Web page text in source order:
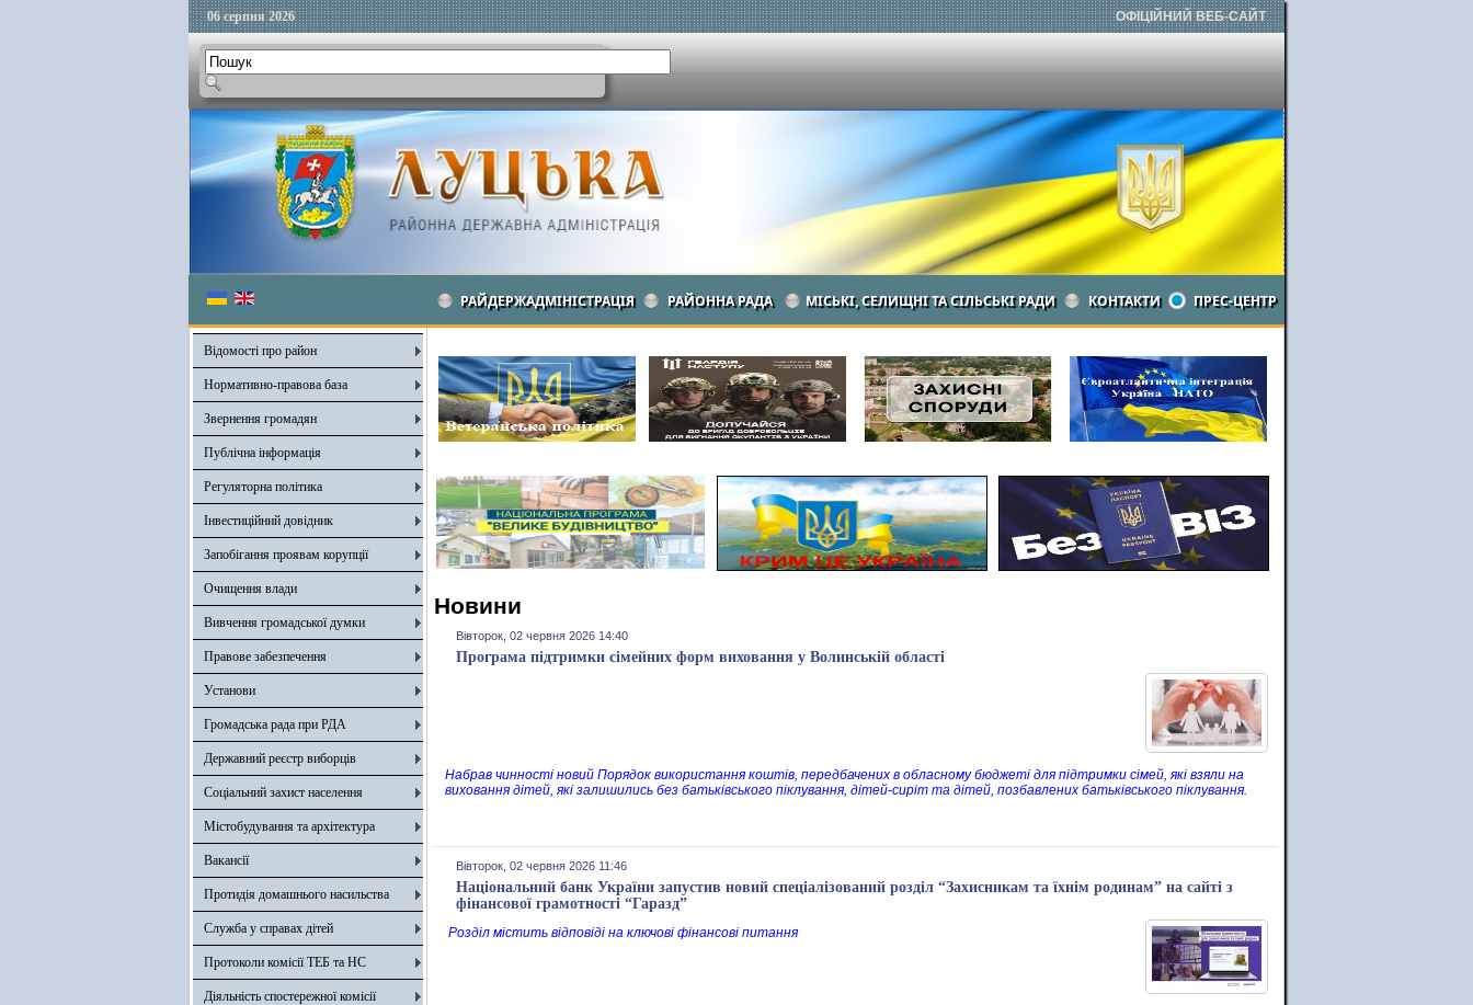
06 серпня 2026 ОФІЦІЙНИЙ ВЕБ-САЙТ
РАЙДЕРЖАДМІНІСТРАЦІЯ РАЙОННА РАДА МІСЬКІ, СЕЛИЩНІ ТА СІЛЬСЬКІ РАДИ КОНТАКТИ ПРЕС-ЦЕНТР
Відомості про район
Нормативно-правова база
Звернення громадян
Публічна інформація
Регуляторна політика
Інвестиційний довідник
Запобігання проявам корупції
Очищення влади
Вивчення громадської думки
Правове забезпечення
Установи
Громадська рада при РДА
Державний реєстр виборців
Соціальний захист населення
Містобудування та архітектура
Вакансії
Протидія домашнього насильства
Служба у справах дітей
Протоколи комісії ТЕБ та НС
Діяльність спостережної комісії
Новини
Вівторок, 02 червня 2026 14:40
Програма підтримки сімейних форм виховання у Волинській області
Набрав чинності новий Порядок використання коштів, передбачених в обласному бюджеті для підтримки сімей, які взяли на
виховання дітей, які залишились без батьківського піклування, дітей-сиріт та дітей, позбавлених батьківського піклування.
Вівторок, 02 червня 2026 11:46
Національний банк України запустив новий спеціалізований розділ “Захисникам та їхнім родинам” на сайті з
фінансової грамотності “Гаразд”
Розділ містить відповіді на ключові фінансові питання